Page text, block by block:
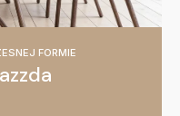
FORMIE